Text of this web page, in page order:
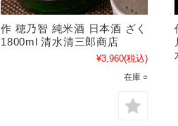
作 穂乃智 純米酒 日本酒 ざく
1800ml 清水清三郎商店
¥3,960(税込)
在庫 ○